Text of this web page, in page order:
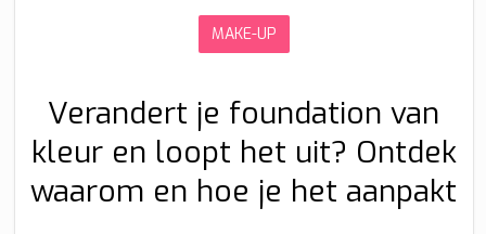
MAKE-UP
Verandert je foundation van
kleur en loopt het uit? Ontdek
waarom en hoe je het aanpakt